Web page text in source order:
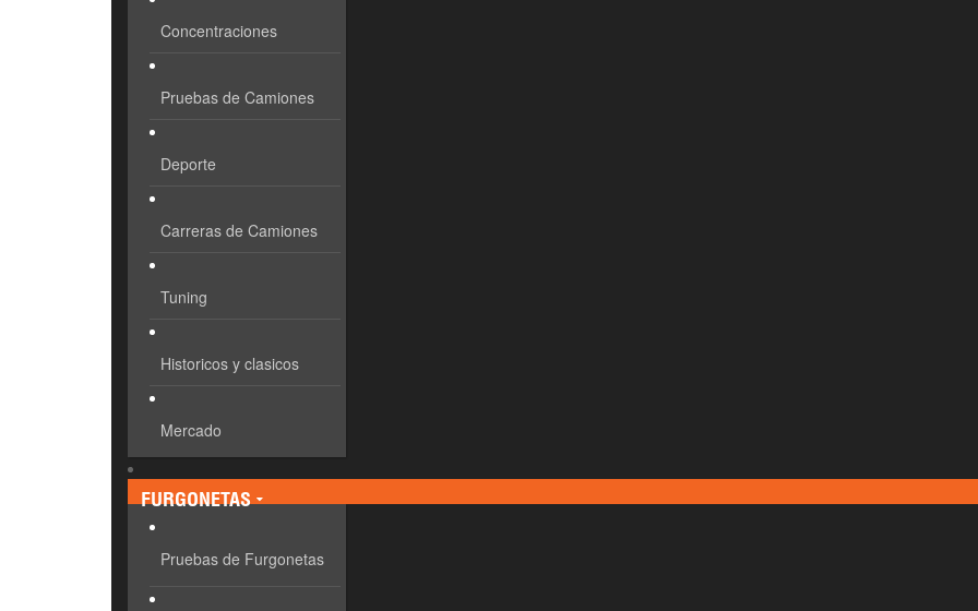
Concentraciones
Pruebas de Camiones
Deporte
Carreras de Camiones
Tuning
Historicos y clasicos
Mercado
FURGONETAS
Pruebas de Furgonetas